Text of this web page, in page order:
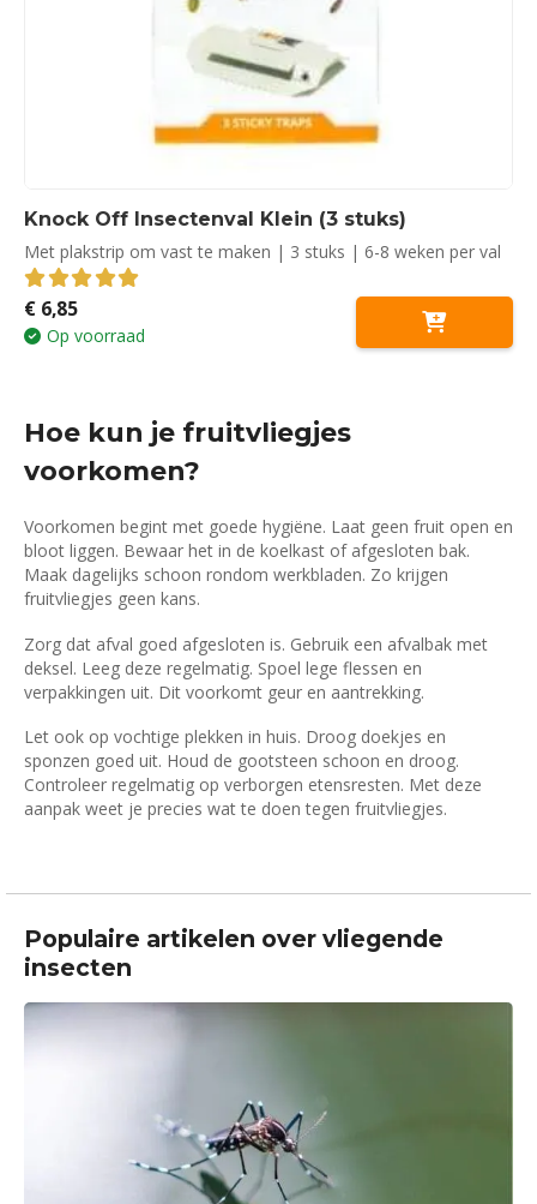
Knock Off Insectenval Klein (3 stuks)
Met plakstrip om vast te maken | 3 stuks | 6-8 weken per val
5.00out of 5
€ 6,85
Op voorraad
Hoe kun je fruitvliegjes
voorkomen?
Voorkomen begint met goede hygiëne. Laat geen fruit open en
bloot liggen. Bewaar het in de koelkast of afgesloten bak.
Maak dagelijks schoon rondom werkbladen. Zo krijgen
fruitvliegjes geen kans.
Zorg dat afval goed afgesloten is. Gebruik een afvalbak met
deksel. Leeg deze regelmatig. Spoel lege flessen en
verpakkingen uit. Dit voorkomt geur en aantrekking.
Let ook op vochtige plekken in huis. Droog doekjes en
sponzen goed uit. Houd de gootsteen schoon en droog.
Controleer regelmatig op verborgen etensresten. Met deze
aanpak weet je precies wat te doen tegen fruitvliegjes.
Populaire artikelen over vliegende
insecten
aan gecertificeerde ongediertebestrijders. We
brengen je graag vrijblijvend in contact met een
bestrijder bij jou in de buurt.